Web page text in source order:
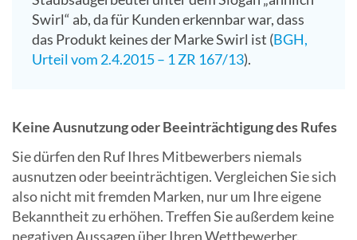
Swirl“ ab, da für Kunden erkennbar war, dass
das Produkt keines der Marke Swirl ist (BGH,
Urteil vom 2.4.2015 – 1 ZR 167/13).
Keine Ausnutzung oder Beeinträchtigung des Rufes
Sie dürfen den Ruf Ihres Mitbewerbers niemals
ausnutzen oder beeinträchtigen. Vergleichen Sie sich
also nicht mit fremden Marken, nur um Ihre eigene
Bekanntheit zu erhöhen. Treffen Sie außerdem keine
negativen Aussagen über Ihren Wettbewerber.